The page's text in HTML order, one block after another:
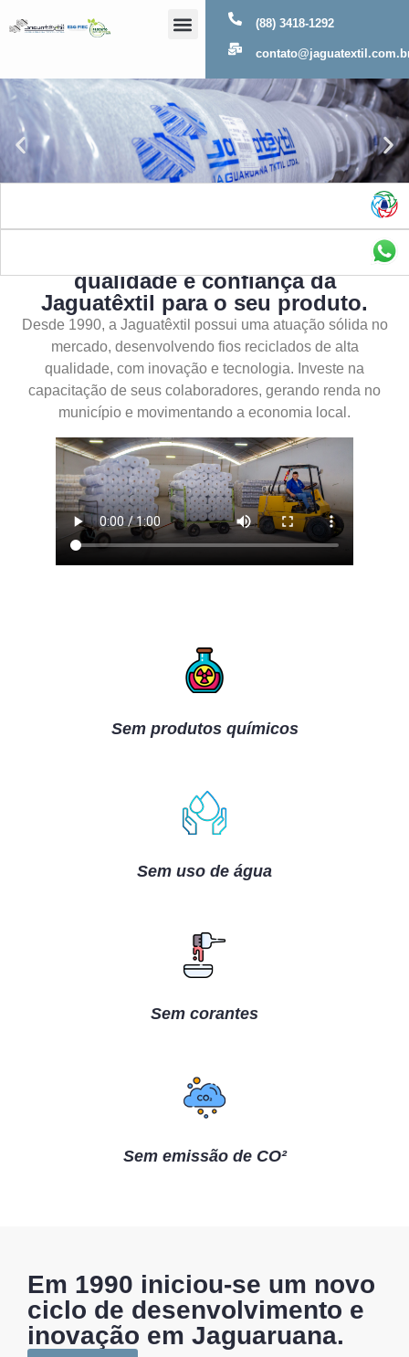
(88) 3418-1292
qualidade e confiança da
Jaguatêxtil para o seu produto.
Desde 1990, a Jaguatêxtil possui uma atuação sólida no
mercado, desenvolvendo fios reciclados de alta
qualidade, com inovação e tecnologia. Investe na
capacitação de seus colaboradores, gerando renda no
município e movimentando a economia local.
Sem produtos químicos
Sem uso de água
Sem corantes
Sem emissão de CO²
Em 1990 iniciou-se um novo
ciclo de desenvolvimento e
inovação em Jaguaruana.